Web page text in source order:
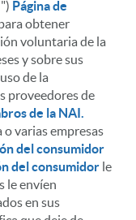
Página de
obtener
voluntaria de la
y sobre sus
de la
proveedores de
de la NAI.
varias empresas
del consumidor
del consumidor le
le envíen
en sus